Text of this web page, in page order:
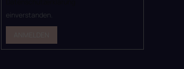
einverstanden.